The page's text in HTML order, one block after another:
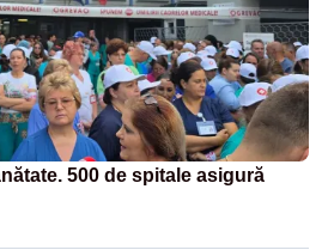
500 de spitale asigură